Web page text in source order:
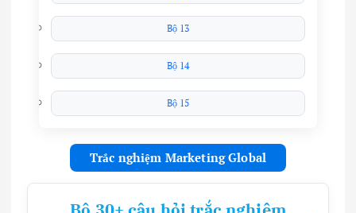
Bộ 13
Bộ 14
Bộ 15
Trắc nghiệm Marketing Global